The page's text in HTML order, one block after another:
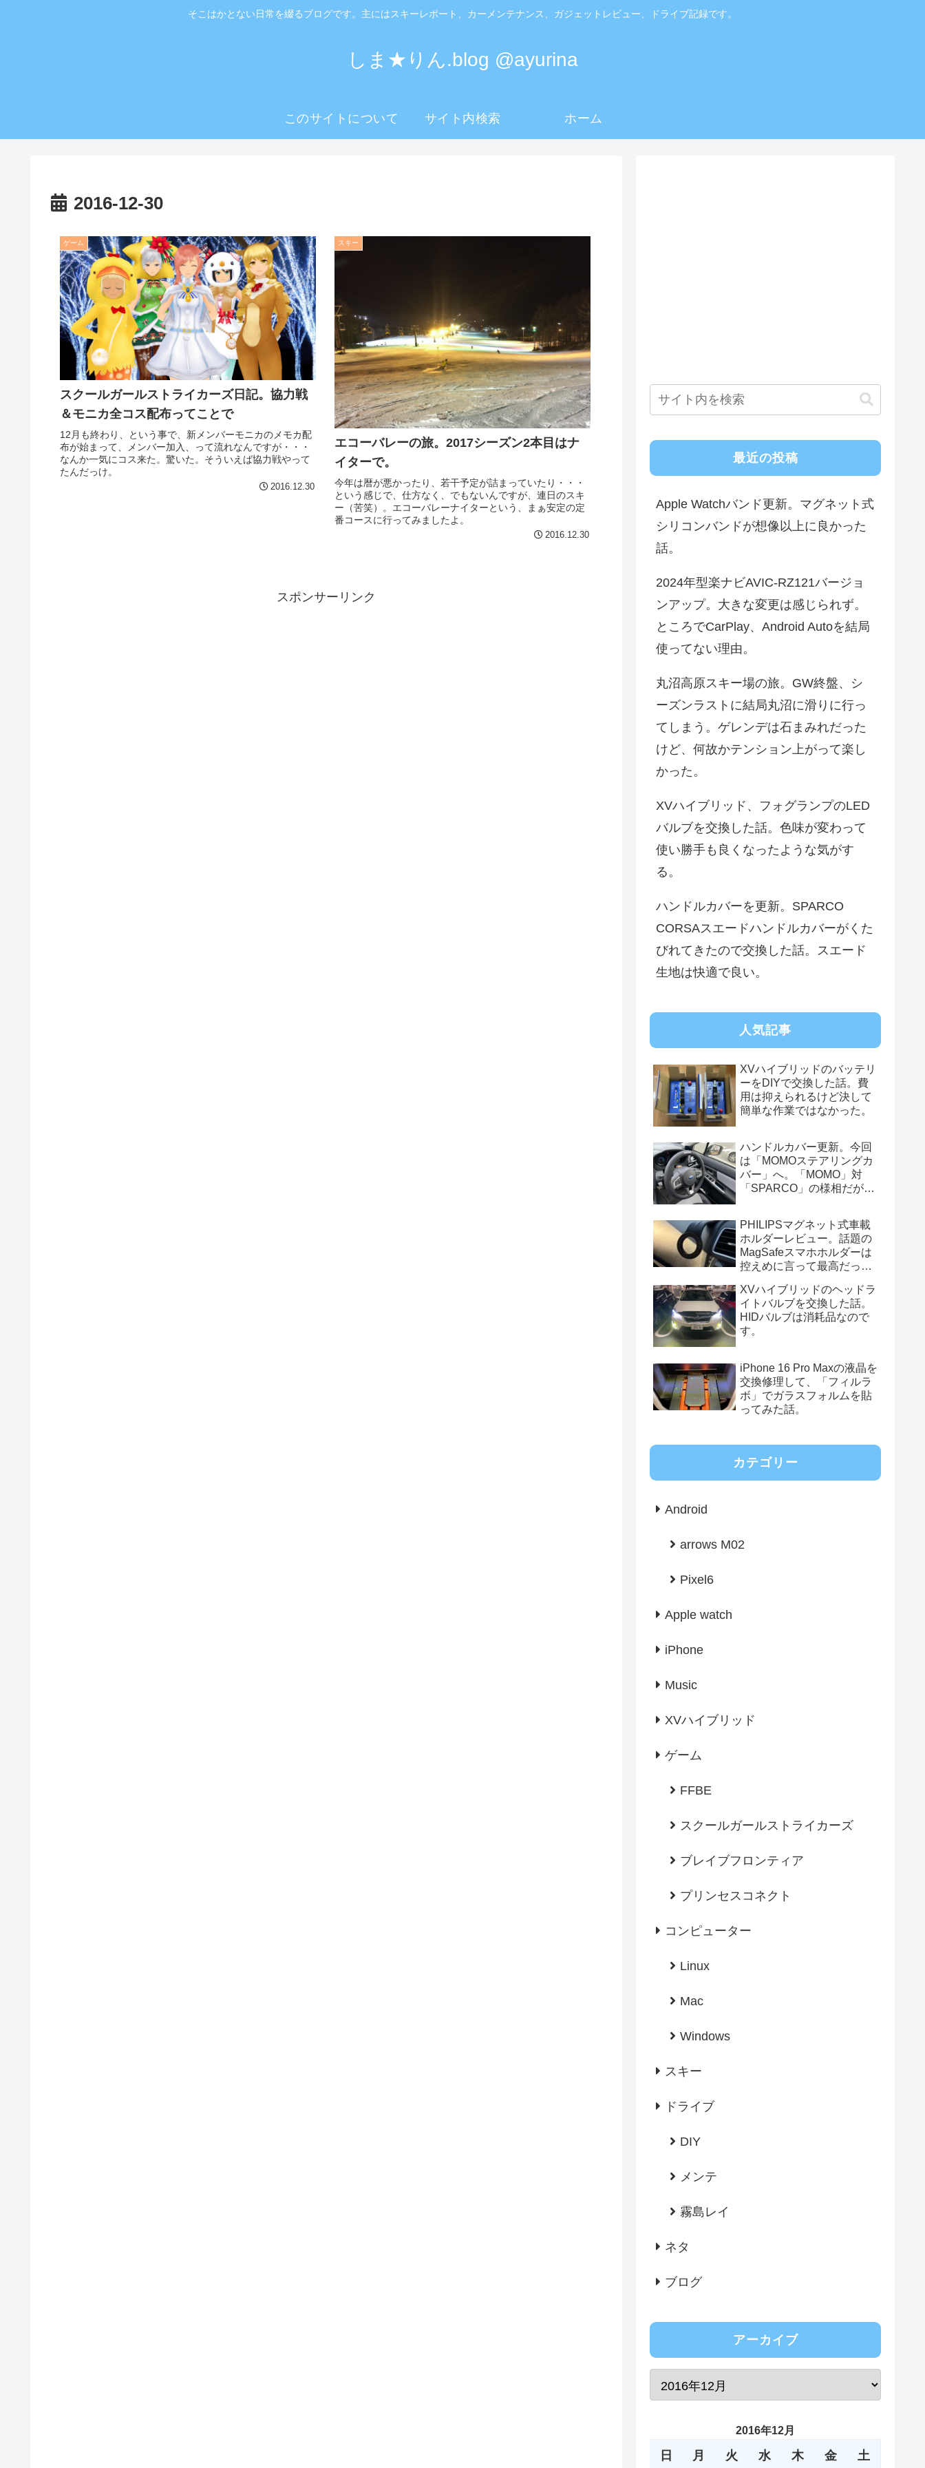
そこはかとない日常を綴るブログです。主にはスキーレポート、カーメンテナンス、ガジェットレビュー、ドライブ記録です。
しま★りん.blog @ayurina
このサイトについて サイト内検索 ホーム
2016-12-30
ゲーム
スクールガールストライカーズ日記。協力戦
＆モニカ全コス配布ってことで
12月も終わり、という事で、新メンバーモニカのメモカ配
布が始まって、メンバー加入、って流れなんですが・・・
なんか一気にコス来た。驚いた。そういえば協力戦やって
たんだっけ。
2016.12.30
スキー
エコーバレーの旅。2017シーズン2本目はナ
イターで。
今年は暦が悪かったり、若干予定が詰まっていたり・・・
という感じで、仕方なく、でもないんですが、連日のスキ
ー（苦笑）。エコーバレーナイターという、まぁ安定の定
番コースに行ってみましたよ。
2016.12.30
スポンサーリンク
最近の投稿
Apple Watchバンド更新。マグネット式
シリコンバンドが想像以上に良かった
話。
2024年型楽ナビAVIC-RZ121バージョ
ンアップ。大きな変更は感じられず。
ところでCarPlay、Android Autoを結局
使ってない理由。
丸沼高原スキー場の旅。GW終盤、シ
ーズンラストに結局丸沼に滑りに行っ
てしまう。ゲレンデは石まみれだった
けど、何故かテンション上がって楽し
かった。
XVハイブリッド、フォグランプのLED
バルブを交換した話。色味が変わって
使い勝手も良くなったような気がす
る。
ハンドルカバーを更新。SPARCO
CORSAスエードハンドルカバーがくた
びれてきたので交換した話。スエード
生地は快適で良い。
人気記事
XVハイブリッドのバッテリ
ーをDIYで交換した話。費
用は抑えられるけど決して
簡単な作業ではなかった。
ハンドルカバー更新。今回
は「MOMOステアリングカ
バー」へ。「MOMO」対
「SPARCO」の様相だが、
PHILIPSマグネット式車載
ホルダーレビュー。話題の
MagSafeスマホホルダーは
控えめに言って最高だっ
XVハイブリッドのヘッドラ
イトバルブを交換した話。
HIDバルブは消耗品なので
す。
iPhone 16 Pro Maxの液晶を
交換修理して、「フィルラ
ボ」でガラスフォルムを貼
ってみた話。
カテゴリー
Android
arrows M02
Pixel6
Apple watch
iPhone
Music
XVハイブリッド
ゲーム
FFBE
スクールガールストライカーズ
ブレイブフロンティア
プリンセスコネクト
コンピューター
Linux
Mac
Windows
スキー
ドライブ
DIY
メンテ
霧島レイ
ネタ
ブログ
アーカイブ
2016年12月
日 月 火 水 木 金 土